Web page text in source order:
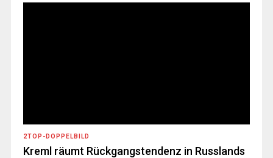
2TOP-DOPPELBILD
Kreml räumt Rückgangstendenz in Russlands